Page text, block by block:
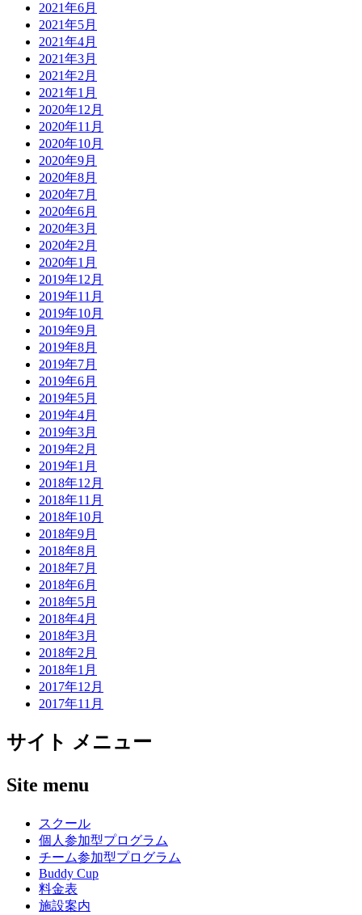
2021年6月
2021年5月
2021年4月
2021年3月
2021年2月
2021年1月
2020年12月
2020年11月
2020年10月
2020年9月
2020年8月
2020年7月
2020年6月
2020年3月
2020年2月
2020年1月
2019年12月
2019年11月
2019年10月
2019年9月
2019年8月
2019年7月
2019年6月
2019年5月
2019年4月
2019年3月
2019年2月
2019年1月
2018年12月
2018年11月
2018年10月
2018年9月
2018年8月
2018年7月
2018年6月
2018年5月
2018年4月
2018年3月
2018年2月
2018年1月
2017年12月
2017年11月
サイト メニュー
Site menu
スクール
個人参加型プログラム
チーム参加型プログラム
Buddy Cup
料金表
施設案内